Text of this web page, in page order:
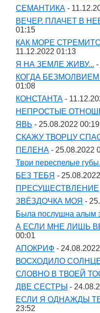
СЕМАНТИКА -
ВЕЧЕР. ПЛАЧЕТ В
01:15
КАК МОРЕ
11.12.2022 01:13
Я НА ЗЕМЛЕ ЖИВУ... -
КОГДА
01:08
КОНСТАНТА -
НЕПРОСТЫЕ
ЯВЬ - 25.08.2022 00:19
СКАЖУ ТВОРЦУ
ПЕЛЕНА - 25.08.2022
Твои переспелые
БЕЗ ТЕБЯ -
ПРЕСУЩЕСТВЛЕНИЕ
ЗВЁЗДОЧКА МОЯ -
Была послушна алым
А ЕСЛИ МНЕ ЛИШЬ
00:01
АПОКРИФ -
ВОСХОДИЛО
СЛОВНО В ТВОЕЙ
ДВЕ СЕСТРЫ -
ЕСЛИ Я ОДНАЖДЫ
23:52